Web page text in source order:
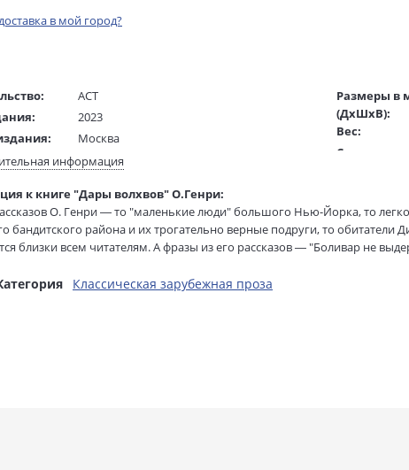
в мой город?
АСТ
2023
Москва
16+
английский
Дебова Е.
Мягкая обложка
76х100 1/32
Размеры в
(ДхШхВ):
Вес:
Страниц:
Артикул:
ISBN:
В продаже с:
информация
к книге "Дары волхвов" О.Генри:
О. Генри — то "маленькие люди" большого Нью-Йорка, то
бандитского района и их трогательно верные подруги, то
близки всем читателям. А фразы из его рассказов — "Боливар не
и прочно вошли в нашу повседневную жизнь!
Классическая зарубежная проза